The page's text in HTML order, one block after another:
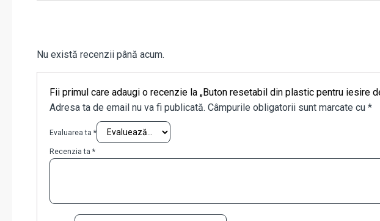
Nu există recenzii până acum.
Fii primul care adaugi o recenzie la „Buton resetabil din plastic pentru iesire
Adresa ta de email nu va fi publicată. Câmpurile obligatorii sunt marcate cu *
Evaluarea ta *
Recenzia ta *